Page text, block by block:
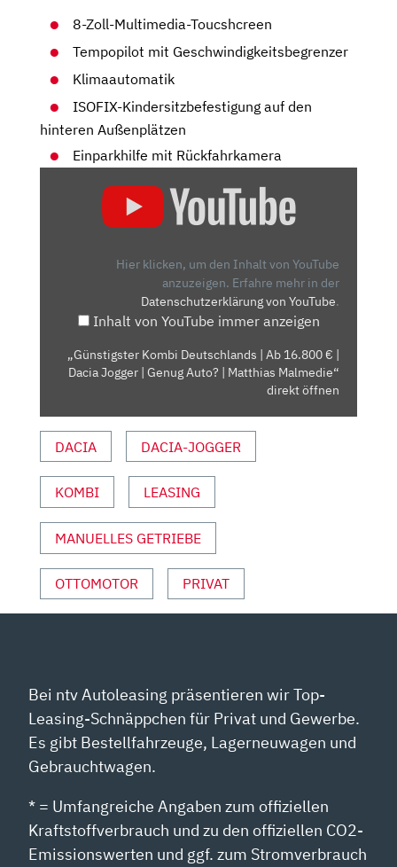
8-Zoll-Multimedia-Toucshcreen
Tempopilot mit Geschwindigkeitsbegrenzer
Klimaautomatik
ISOFIX-Kindersitzbefestigung auf den
hinteren Außenplätzen
Einparkhilfe mit Rückfahrkamera
DEUTSCHLANDS
DACIA
JOGGER
AUTO?
MATTHIAS
MALMEDIE“
YOUTUBE
ANZEIGEN
Hier klicken, um den Inhalt von YouTube
anzuzeigen. Erfahre mehr in der
Datenschutzerklärung von YouTube.
Inhalt von YouTube immer anzeigen
„Günstigster Kombi Deutschlands | Ab 16.800 € |
Dacia Jogger | Genug Auto? | Matthias Malmedie“
direkt öffnen
DACIA DACIA-JOGGER
KOMBI LEASING
MANUELLES GETRIEBE
OTTOMOTOR PRIVAT
Bei ntv Autoleasing präsentieren wir Top-
Leasing-Schnäppchen für Privat und Gewerbe.
Es gibt Bestellfahrzeuge, Lagerneuwagen und
Gebrauchtwagen.
* = Umfangreiche Angaben zum offiziellen
Kraftstoffverbrauch und zu den offiziellen CO2-
Emissionswerten und ggf. zum Stromverbrauch